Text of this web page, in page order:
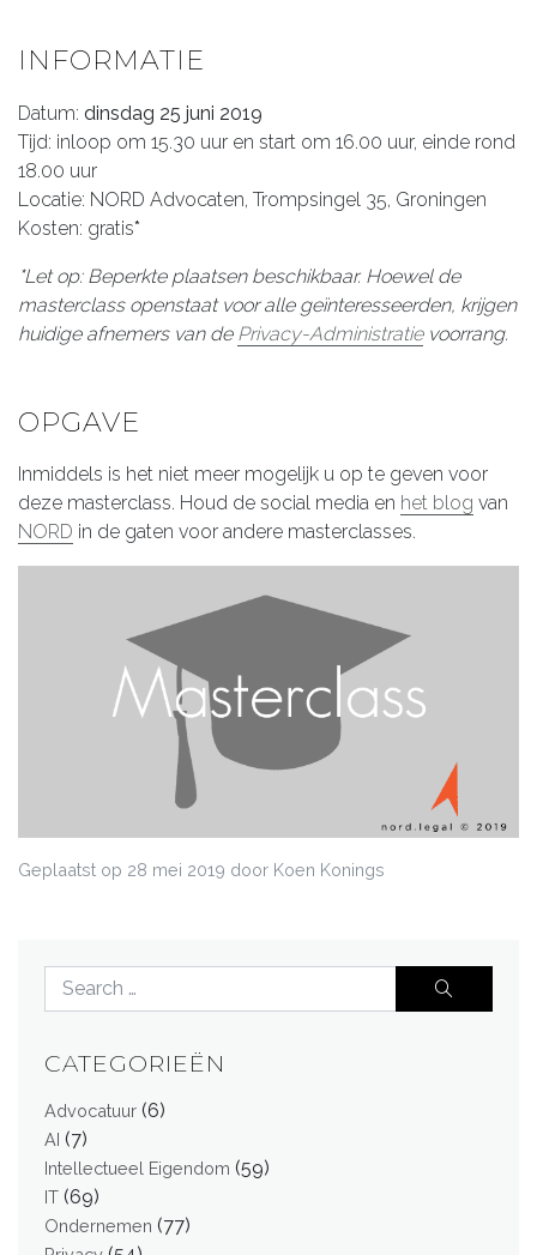
INFORMATIE
Datum: dinsdag 25 juni 2019
Tijd: inloop om 15.30 uur en start om 16.00 uur, einde rond
18.00 uur
Locatie: NORD Advocaten, Trompsingel 35, Groningen
Kosten: gratis*
*Let op: Beperkte plaatsen beschikbaar. Hoewel de
masterclass openstaat voor alle geïnteresseerden, krijgen
huidige afnemers van de Privacy-Administratievoorrang.
OPGAVE
Inmiddels is het niet meer mogelijk u op te geven voor
deze masterclass. Houd de social media en het blog van
NORD in de gaten voor andere masterclasses.
Geplaatst op 28 mei 2019 door Koen Konings
CATEGORIEËN
Advocatuur (6)
AI (7)
Intellectueel Eigendom (59)
IT (69)
Ondernemen (77)